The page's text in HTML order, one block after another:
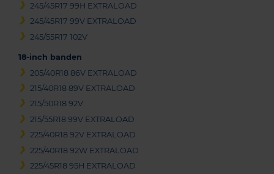
245/45R17 99H EXTRALOAD
245/45R17 99V EXTRALOAD
245/55R17 102V
18-inch banden
205/40R18 86V EXTRALOAD
215/40R18 89V EXTRALOAD
215/50R18 92V
215/55R18 99V EXTRALOAD
225/40R18 92V EXTRALOAD
225/40R18 92W EXTRALOAD
225/45R18 95H EXTRALOAD